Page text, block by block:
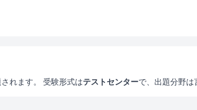
れます。 受験形式はテストセンターで、 出題分野は